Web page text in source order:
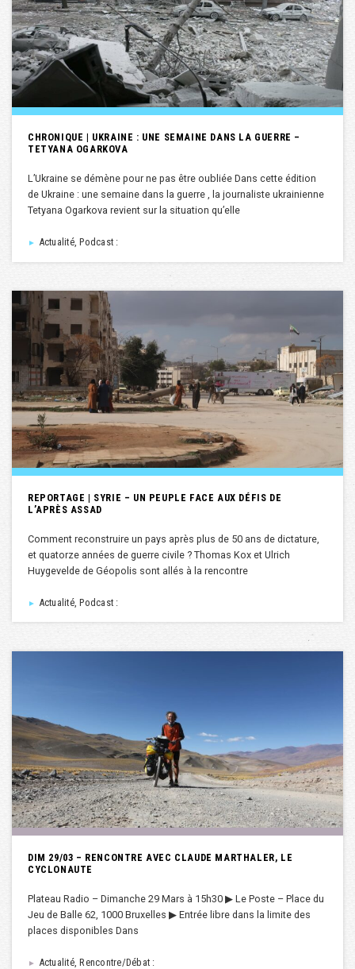
CHRONIQUE | UKRAINE : UNE SEMAINE DANS LA GUERRE –
TETYANA OGARKOVA
L’Ukraine se démène pour ne pas être oubliée Dans cette édition
de Ukraine : une semaine dans la guerre , la journaliste ukrainienne
Tetyana Ogarkova revient sur la situation qu’elle
► Actualité, Podcast :
REPORTAGE | SYRIE – UN PEUPLE FACE AUX DÉFIS DE
L’APRÈS ASSAD
Comment reconstruire un pays après plus de 50 ans de dictature,
et quatorze années de guerre civile ? Thomas Kox et Ulrich
Huygevelde de Géopolis sont allés à la rencontre
► Actualité, Podcast :
DIM 29/03 – RENCONTRE AVEC CLAUDE MARTHALER, LE
CYCLONAUTE
Plateau Radio – Dimanche 29 Mars à 15h30 ▶︎ Le Poste – Place du
Jeu de Balle 62, 1000 Bruxelles ▶︎ Entrée libre dans la limite des
places disponibles Dans
► Actualité, Rencontre/Débat :